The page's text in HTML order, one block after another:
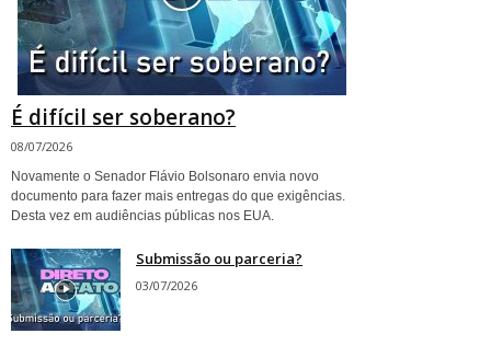
É difícil ser soberano?
08/07/2026
Novamente o Senador Flávio Bolsonaro envia novo
documento para fazer mais entregas do que exigências.
Desta vez em audiências públicas nos EUA.
Submissão ou parceria?
03/07/2026